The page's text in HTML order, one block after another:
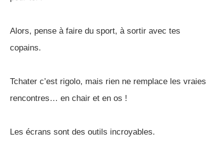
Alors, pense à faire du sport, à sortir avec tes
copains.
Tchater c’est rigolo, mais rien ne remplace les vraies
rencontres… en chair et en os !
Les écrans sont des outils incroyables.